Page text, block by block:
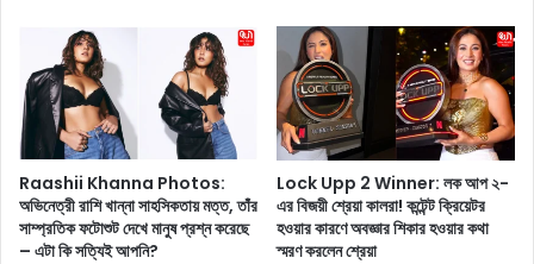
তাঁ
র
লে
টে
স্ট
ফ
টো
ই
য়
র্ক
থে
কে
ছে
লে
Raashii Khanna Photos:
অভিনেত্রী রাশি খান্না সাহসিকতায় মত্ত, তাঁর
সাম্প্রতিক ফটোশুট দেখে মানুষ প্রশ্ন করেছে
– এটা কি সত্যিই আপনি?
Lock Upp 2 Winner: লক আপ ২-
এর বিজয়ী শ্রেয়া কালরা! কন্টেন্ট ক্রিয়েটর
হওয়ার কারণে অবজ্ঞার শিকার হওয়ার কথা
স্মরণ করলেন শ্রেয়া